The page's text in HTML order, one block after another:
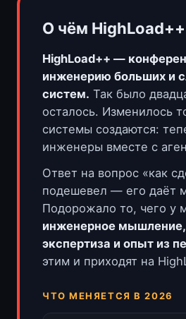
О чём
HighLoad++ —
инженерию больших и
систем. Так было
осталось. Изменилось
системы создаются:
инженеры вместе с
Ответ на вопрос «как
подешевел — его даёт
Подорожало то, чего у
инженерное
экспертиза и опыт из
этим и приходят на
ЧТО МЕНЯЕТСЯ В 2026